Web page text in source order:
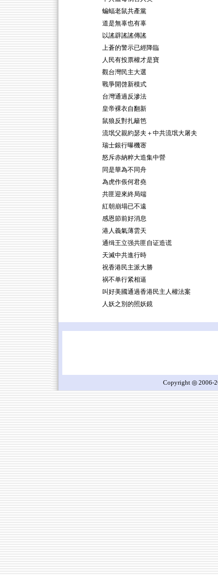
蝙蝠老鼠共產黨
道是無辜也有辜
以謠辟謠謠傳謠
上蒼的警示已經降臨
人民有投票權才是寶
觀台灣民主大選
戰爭開啓新模式
台灣通過反滲法
皇帝裸衣自翻新
鼠狼反對扎籬笆
流氓父親約瑟夫＋中共流氓大屠夫
瑞士銀行曝機宻
怒斥赤納粹大造集中營
同是華為不同舟
為虎作倀何君堯
共匪迎來終局端
紅朝崩塌已不遠
感恩節前好消息
港人義氣薄雲天
通缉王立强共匪自证造谎
天滅中共進行時
祝香港民主派大勝
祸不单行紧相逼
叫好美國通過香港民主人權法案
人妖之別的照妖鏡
Copyright ◎ 2006-